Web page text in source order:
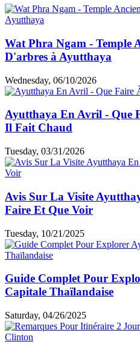
Wat Phra Ngam - Temple
D'arbres à Ayutthaya
Wednesday, 06/10/2026
Ayutthaya En Avril - Que
Il Fait Chaud
Tuesday, 03/31/2026
Avis Sur La Visite
Faire Et Que Voir
Tuesday, 10/21/2025
Guide Complet Pour
Capitale Thaïlandaise
Saturday, 04/26/2025